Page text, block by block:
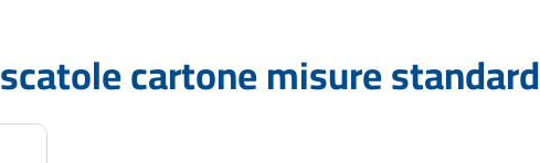
scatole cartone misure standard